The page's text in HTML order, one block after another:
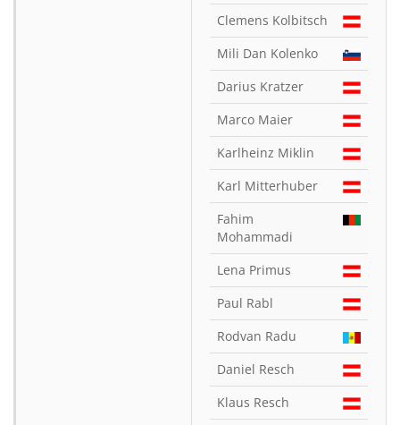
Clemens Kolbitsch
Mili Dan Kolenko
Darius Kratzer
Marco Maier
Karlheinz Miklin
Karl Mitterhuber
Fahim
Mohammadi
Lena Primus
Paul Rabl
Rodvan Radu
Daniel Resch
Klaus Resch